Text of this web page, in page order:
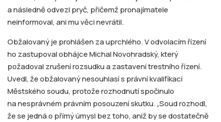
a následně odvezl pryč, přičemž pronajímatele
neinformoval, ani mu věci nevrátil.
Obžalovaný je prohlášen za uprchlého. V odvolacím řízení
ho zastupoval obhájce Michal Novohradský, který
požadoval zrušení rozsudku a zastavení trestního řízení.
Uvedl, že obžalovaný nesouhlasí s právní kvalifikací
Městského soudu, protože rozhodnutí spočinulo
na nesprávném právním posouzení skutku. „Soud rozhodl,
že se jedná o přímý úmysl bez toho, aniž by se dostatečně